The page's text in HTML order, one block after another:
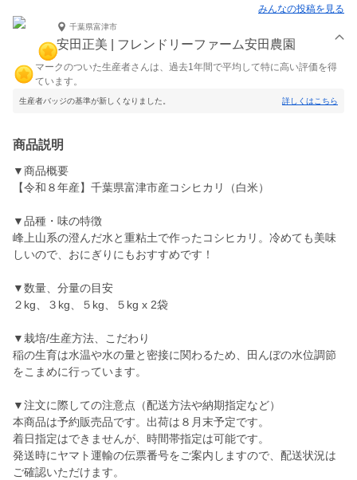
みんなの投稿を見る
千葉県富津市
安田正美 | フレンドリーファーム安田農園
マークのついた生産者さんは、過去1年間で平均して特に高い評価を得
ています。
生産者バッジの基準が新しくなりました。 詳しくはこちら
商品説明
▼商品概要
【令和８年産】千葉県富津市産コシヒカリ（白米）
▼品種・味の特徴
峰上山系の澄んだ水と重粘土で作ったコシヒカリ。冷めても美味
しいので、おにぎりにもおすすめです！
▼数量、分量の目安
２kg、３kg、５kg、５kg x 2袋
▼栽培/生産方法、こだわり
稲の生育は水温や水の量と密接に関わるため、田んぼの水位調節
をこまめに行っています。
▼注文に際しての注意点（配送方法や納期指定など）
本商品は予約販売品です。出荷は８月末予定です。
着日指定はできませんが、時間帯指定は可能です。
発送時にヤマト運輸の伝票番号をご案内しますので、配送状況は
ご確認いただけます。